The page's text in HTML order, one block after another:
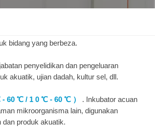
Melayu
Tiếng Việt
বাংলা
bidang yang berbeza.
penyelidikan dan pengeluaran
akuatik, ujian dadah, kultur sel, dll.
- 60℃ / 10 ℃ - 60℃ ） . Inkubator acuan
mikroorganisma lain, digunakan
produk akuatik.